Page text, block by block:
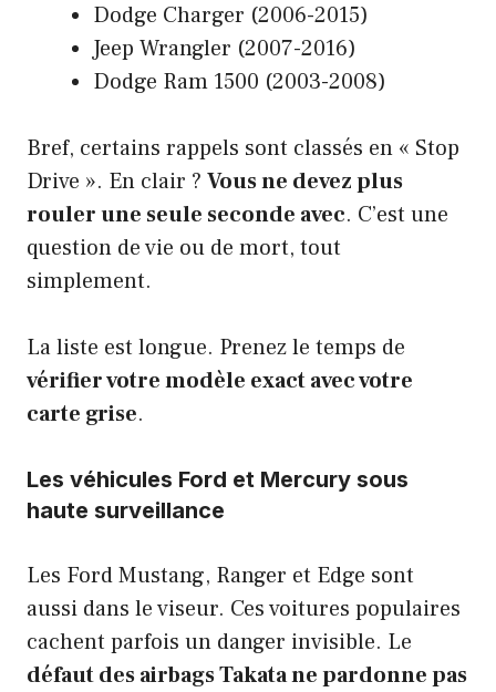
Dodge Charger (2006-2015)
Jeep Wrangler (2007-2016)
Dodge Ram 1500 (2003-2008)
Bref, certains rappels sont classés en « Stop
Drive ». En clair ? Vous ne devez plus
rouler une seule seconde avec. C’est une
question de vie ou de mort, tout
simplement.
La liste est longue. Prenez le temps de
vérifier votre modèle exact avec votre
carte grise.
Les véhicules Ford et Mercury sous
haute surveillance
Les Ford Mustang, Ranger et Edge sont
aussi dans le viseur. Ces voitures populaires
cachent parfois un danger invisible. Le
défaut des airbags Takata ne pardonne pas